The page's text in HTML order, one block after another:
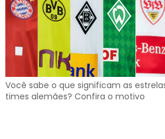
Você sabe o que significam as
times alemães? Confira o motivo